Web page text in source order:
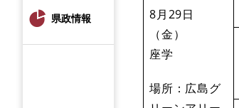
県政情報
8月29日
（金）
座学
場所：広島グ